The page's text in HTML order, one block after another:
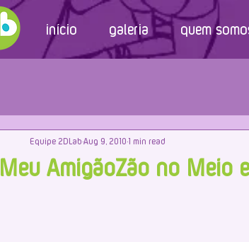
início galeria quem
Meu AmigãoZão no Meio
Equipe 2DLab Aug 9, 2010 1 min read